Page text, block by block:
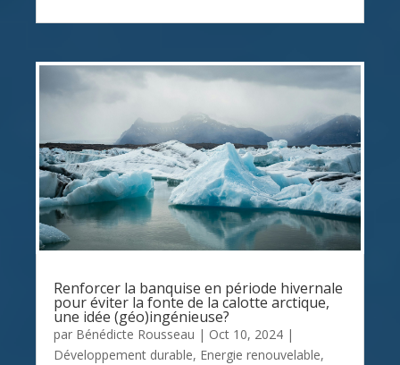
Renforcer la banquise en période hivernale
pour éviter la fonte de la calotte arctique,
une idée (géo)ingénieuse?
par Bénédicte Rousseau | Oct 10, 2024 |
Développement durable, Energie renouvelable,